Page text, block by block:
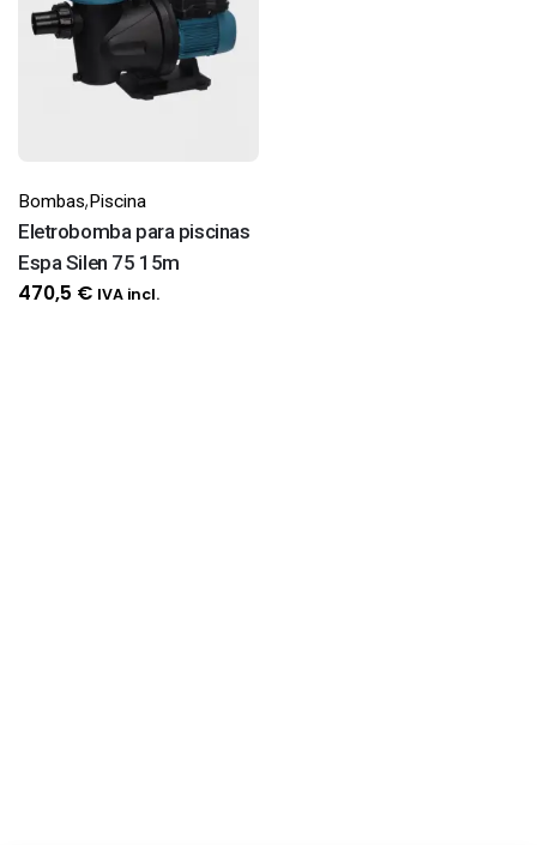
Bombas,Piscina
Eletrobomba para piscinas
Espa Silen 75 15m
470,5 € IVA incl.